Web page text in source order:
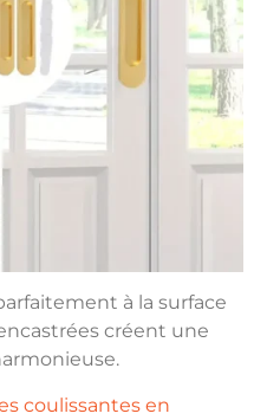
à la surface
créent une
coulissantes en